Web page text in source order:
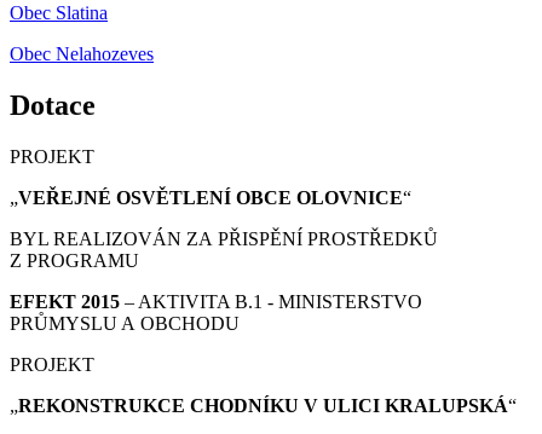
Obec Slatina
Obec Nelahozeves
Dotace
PROJEKT
„VEŘEJNÉ OSVĚTLENÍ OBCE OLOVNICE“
BYL REALIZOVÁN ZA PŘISPĚNÍ PROSTŘEDKŮ
Z PROGRAMU
EFEKT 2015 – AKTIVITA B.1 - MINISTERSTVO
PRŮMYSLU A OBCHODU
PROJEKT
„REKONSTRUKCE CHODNÍKU V ULICI KRALUPSKÁ“